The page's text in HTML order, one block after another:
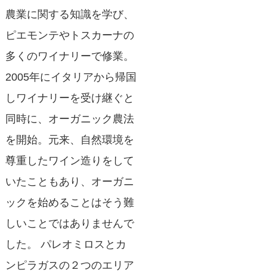
農業に関する知識を学び、
ピエモンテやトスカーナの
多くのワイナリーで修業。
2005年にイタリアから帰国
しワイナリーを受け継ぐと
同時に、オーガニック農法
を開始。元来、自然環境を
尊重したワイン造りをして
いたこともあり、オーガニ
ックを始めることはそう難
しいことではありませんで
した。 パレオミロスとカ
ンピラガスの２つのエリア